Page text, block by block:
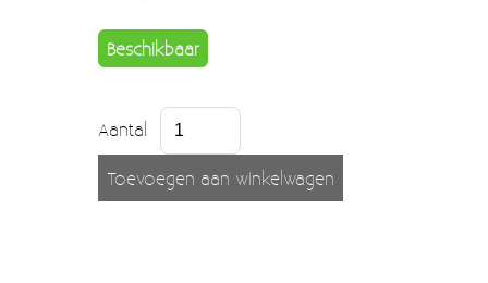
EINDE REEKSEN
Beschikbaar
Aantal